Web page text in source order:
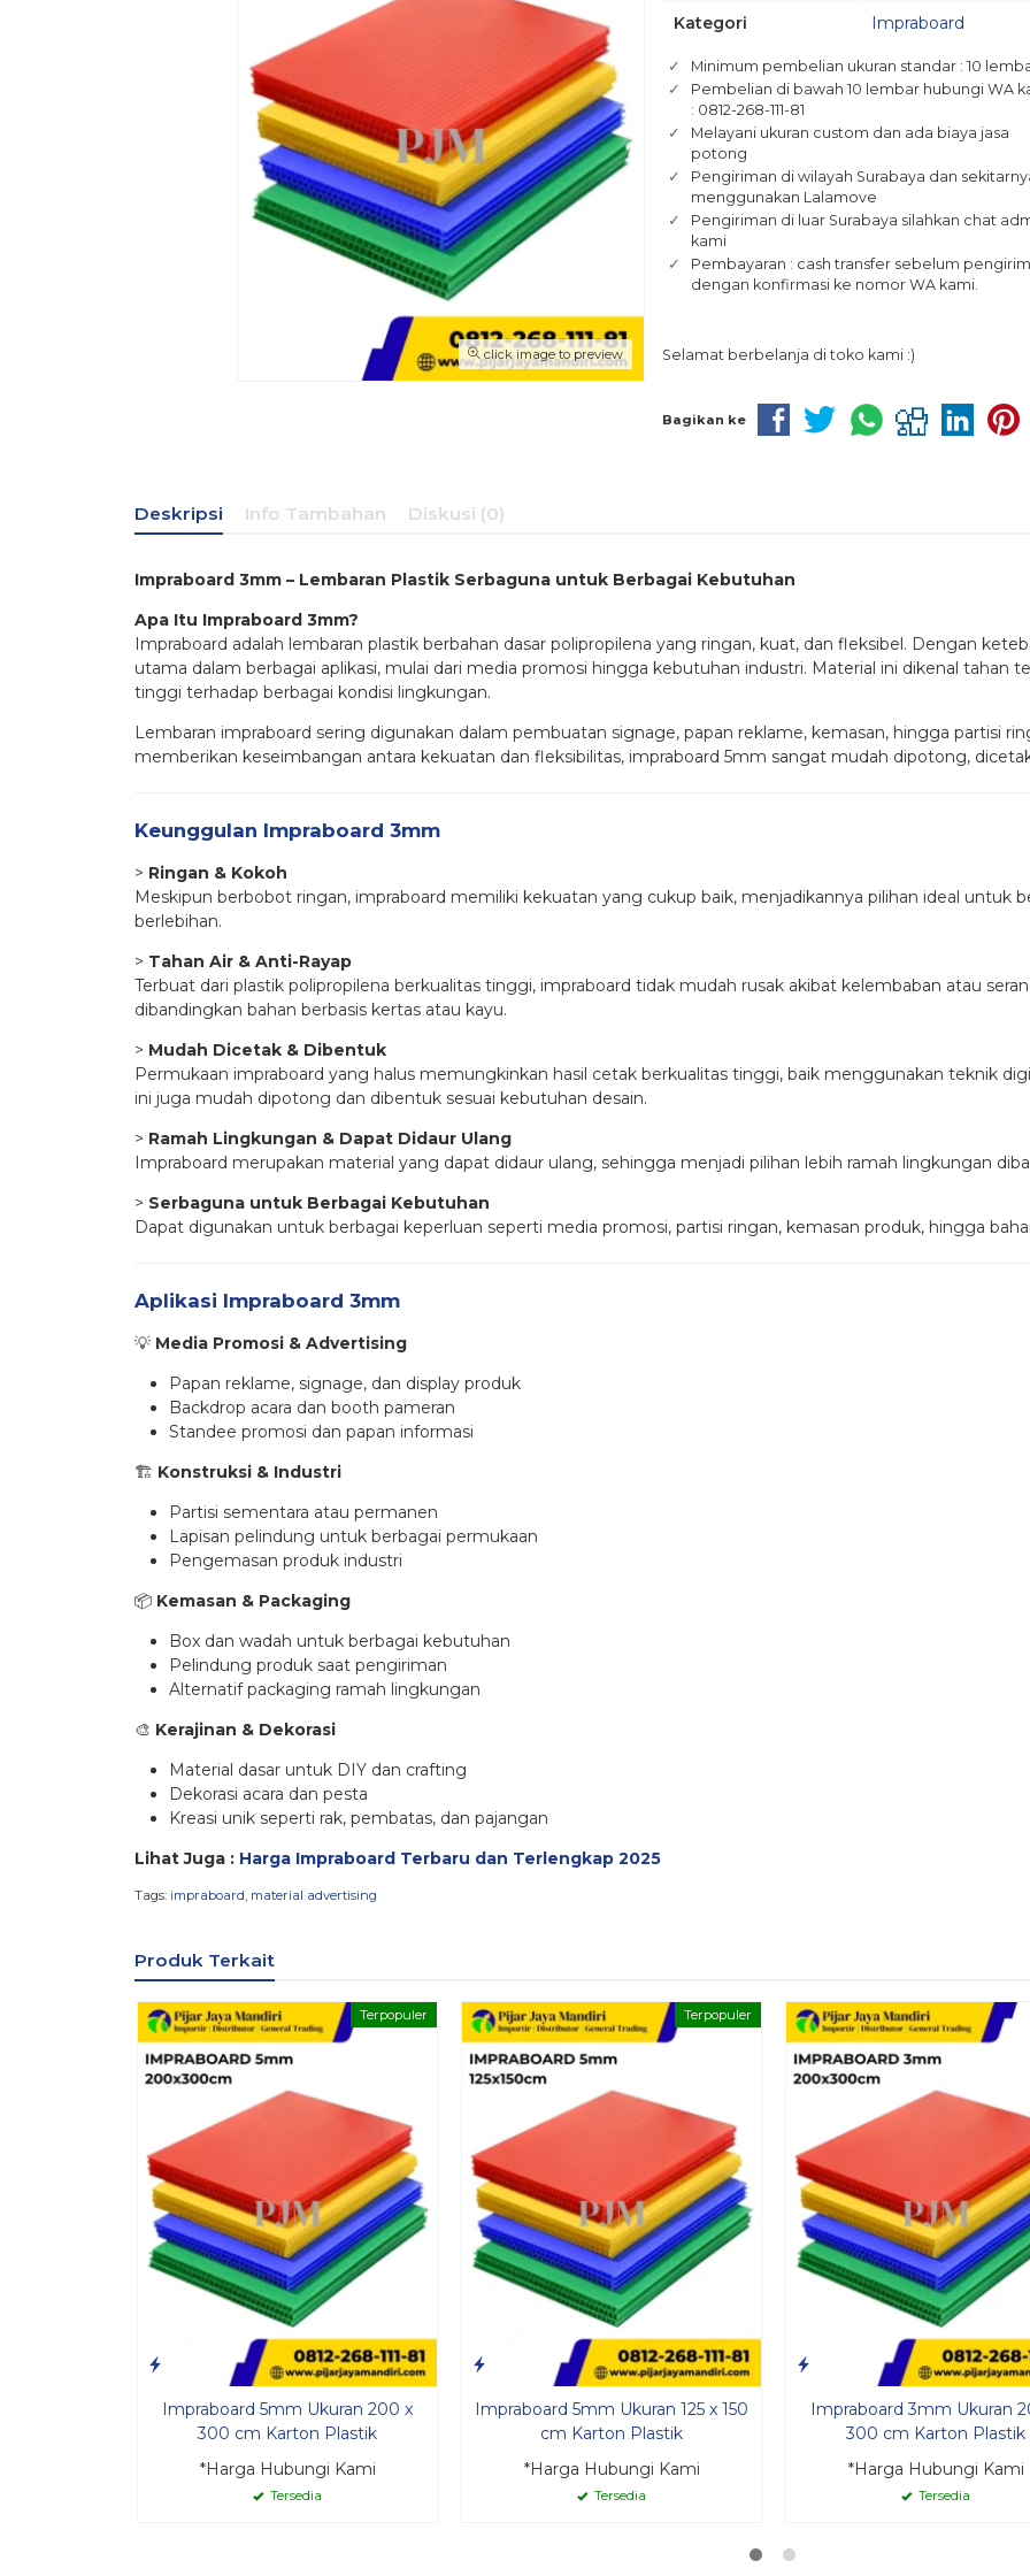
click image to preview
Kategori Impraboard
Minimum pembelian ukuran standar : 10
Pembelian di bawah 10 lembar hubungi WA
: 0812-268-111-81
Melayani ukuran custom dan ada biaya jasa
potong
Pengiriman di wilayah Surabaya dan
menggunakan Lalamove
Pengiriman di luar Surabaya silahkan chat
kami
Pembayaran : cash transfer sebelum
dengan konfirmasi ke nomor WA kami.
Selamat berbelanja di toko kami :)
Bagikan ke
Deskripsi Info Tambahan Diskusi (0)
Impraboard 3mm – Lembaran Plastik Serbaguna untuk Berbagai Kebutuhan
Apa Itu Impraboard 3mm?
Impraboard adalah lembaran plastik berbahan dasar polipropilena yang ringan, kuat, dan fleksibel. Dengan
utama dalam berbagai aplikasi, mulai dari media promosi hingga kebutuhan industri. Material ini dikenal tahan
tinggi terhadap berbagai kondisi lingkungan.
Lembaran impraboard sering digunakan dalam pembuatan signage, papan reklame, kemasan, hingga partisi
memberikan keseimbangan antara kekuatan dan fleksibilitas, impraboard 5mm sangat mudah dipotong,
Keunggulan Impraboard 3mm
> Ringan & Kokoh
Meskipun berbobot ringan, impraboard memiliki kekuatan yang cukup baik, menjadikannya pilihan ideal untuk
berlebihan.
> Tahan Air & Anti-Rayap
Terbuat dari plastik polipropilena berkualitas tinggi, impraboard tidak mudah rusak akibat kelembaban atau
dibandingkan bahan berbasis kertas atau kayu.
> Mudah Dicetak & Dibentuk
Permukaan impraboard yang halus memungkinkan hasil cetak berkualitas tinggi, baik menggunakan teknik
ini juga mudah dipotong dan dibentuk sesuai kebutuhan desain.
> Ramah Lingkungan & Dapat Didaur Ulang
Impraboard merupakan material yang dapat didaur ulang, sehingga menjadi pilihan lebih ramah lingkungan
> Serbaguna untuk Berbagai Kebutuhan
Dapat digunakan untuk berbagai keperluan seperti media promosi, partisi ringan, kemasan produk, hingga
Aplikasi Impraboard 3mm
💡 Media Promosi & Advertising
Papan reklame, signage, dan display produk
Backdrop acara dan booth pameran
Standee promosi dan papan informasi
🏗 Konstruksi & Industri
Partisi sementara atau permanen
Lapisan pelindung untuk berbagai permukaan
Pengemasan produk industri
📦 Kemasan & Packaging
Box dan wadah untuk berbagai kebutuhan
Pelindung produk saat pengiriman
Alternatif packaging ramah lingkungan
🎨 Kerajinan & Dekorasi
Material dasar untuk DIY dan crafting
Dekorasi acara dan pesta
Kreasi unik seperti rak, pembatas, dan pajangan
Lihat Juga : Harga Impraboard Terbaru dan Terlengkap 2025
Tags: impraboard, material advertising
Produk Terkait
Terpopuler
Impraboard 5mm Ukuran 200 x
300 cm Karton Plastik
*Harga Hubungi Kami
Tersedia
Terpopuler
Impraboard 5mm Ukuran 125 x 150
cm Karton Plastik
*Harga Hubungi Kami
Tersedia
Impraboard 3mm Ukuran
300 cm Karton Plastik
*Harga Hubungi Kami
Tersedia